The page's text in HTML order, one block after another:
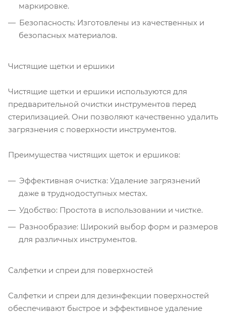
маркировке.
Безопасность: Изготовлены из качественных и
безопасных материалов.
Чистящие щетки и ершики
Чистящие щетки и ершики используются для
предварительной очистки инструментов перед
стерилизацией. Они позволяют качественно удалить
загрязнения с поверхности инструментов.
Преимущества чистящих щеток и ершиков:
Эффективная очистка: Удаление загрязнений
даже в труднодоступных местах.
Удобство: Простота в использовании и чистке.
Разнообразие: Широкий выбор форм и размеров
для различных инструментов.
Салфетки и спреи для поверхностей
Салфетки и спреи для дезинфекции поверхностей
обеспечивают быстрое и эффективное удаление